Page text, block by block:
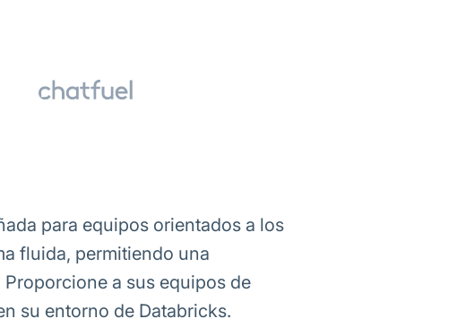
para equipos orientados a los
fluida, permitiendo una
a sus equipos de
su entorno de Databricks.